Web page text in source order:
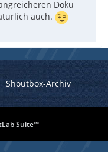
Doku
auch.
Shoutbox-Archiv
Suite™